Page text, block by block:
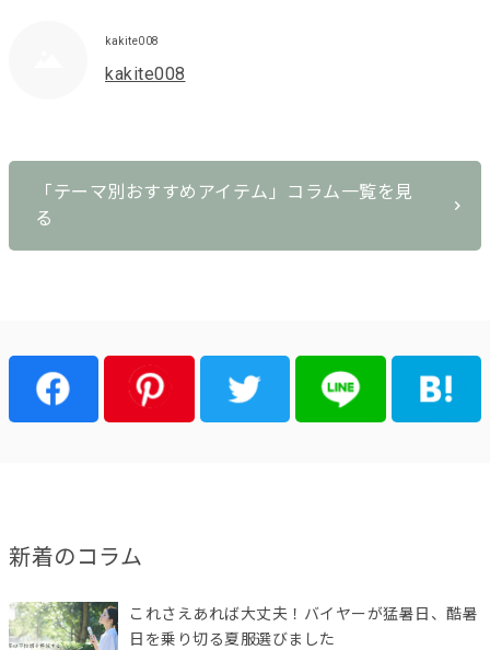
kakite008
kakite008
「テーマ別おすすめアイテム」コラム一覧を見
る
新着のコラム
これさえあれば大丈夫！バイヤーが猛暑日、酷暑
日を乗り切る夏服選びました